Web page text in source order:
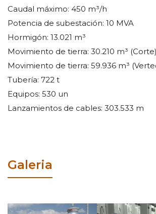
Caudal máximo: 450 m³/h
Potencia de subestación: 10 MVA
Hormigón: 13.021 m³
Movimiento de tierra: 30.210 m³ (Corte)
Movimiento de tierra: 59.936 m³
Tubería: 722 t
Equipos: 530 un
Lanzamientos de cables: 303.533 m
Galeria